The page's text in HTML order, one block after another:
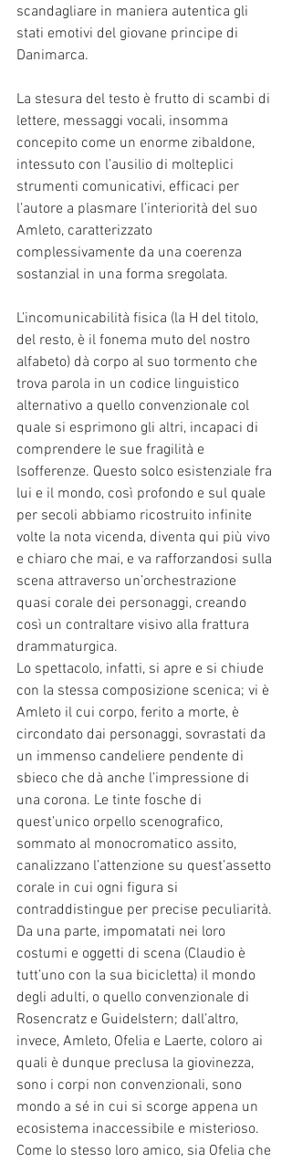
scandagliare in maniera autentica gli
stati emotivi del giovane principe di
Danimarca.
La stesura del testo è frutto di scambi di
lettere, messaggi vocali, insomma
concepito come un enorme zibaldone,
intessuto con l’ausilio di molteplici
strumenti comunicativi, efficaci per
l’autore a plasmare l’interiorità del suo
Amleto, caratterizzato
complessivamente da una coerenza
sostanzial in una forma sregolata.
L’incomunicabilità fisica (la H del titolo,
del resto, è il fonema muto del nostro
alfabeto) dà corpo al suo tormento che
trova parola in un codice linguistico
alternativo a quello convenzionale col
quale si esprimono gli altri, incapaci di
comprendere le sue fragilità e
lsofferenze. Questo solco esistenziale fra
lui e il mondo, così profondo e sul quale
per secoli abbiamo ricostruito infinite
volte la nota vicenda, diventa qui più vivo
e chiaro che mai, e va rafforzandosi sulla
scena attraverso un’orchestrazione
quasi corale dei personaggi, creando
così un contraltare visivo alla frattura
drammaturgica.
Lo spettacolo, infatti, si apre e si chiude
con la stessa composizione scenica; vi è
Amleto il cui corpo, ferito a morte, è
circondato dai personaggi, sovrastati da
un immenso candeliere pendente di
sbieco che dà anche l’impressione di
una corona. Le tinte fosche di
quest’unico orpello scenografico,
sommato al monocromatico assito,
canalizzano l’attenzione su quest’assetto
corale in cui ogni figura si
contraddistingue per precise peculiarità.
Da una parte, impomatati nei loro
costumi e oggetti di scena (Claudio è
tutt’uno con la sua bicicletta) il mondo
degli adulti, o quello convenzionale di
Rosencratz e Guidelstern; dall’altro,
invece, Amleto, Ofelia e Laerte, coloro ai
quali è dunque preclusa la giovinezza,
sono i corpi non convenzionali, sono
mondo a sé in cui si scorge appena un
ecosistema inaccessibile e misterioso.
Come lo stesso loro amico, sia Ofelia che